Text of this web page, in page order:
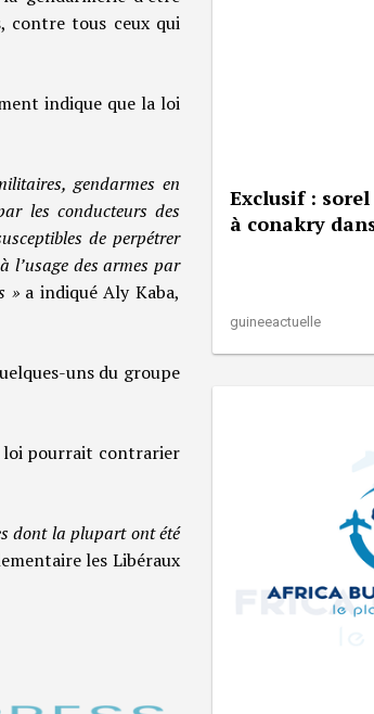
contre tous ceux qui
indique que la loi
gendarmes en
les conducteurs des
de perpétrer
l’usage des armes par
»a indiqué Aly Kaba,
uns du groupe
loi pourrait contrarier
dont la plupart ont été
les Libéraux
Exclusif :
à conakry
guineeactuelle